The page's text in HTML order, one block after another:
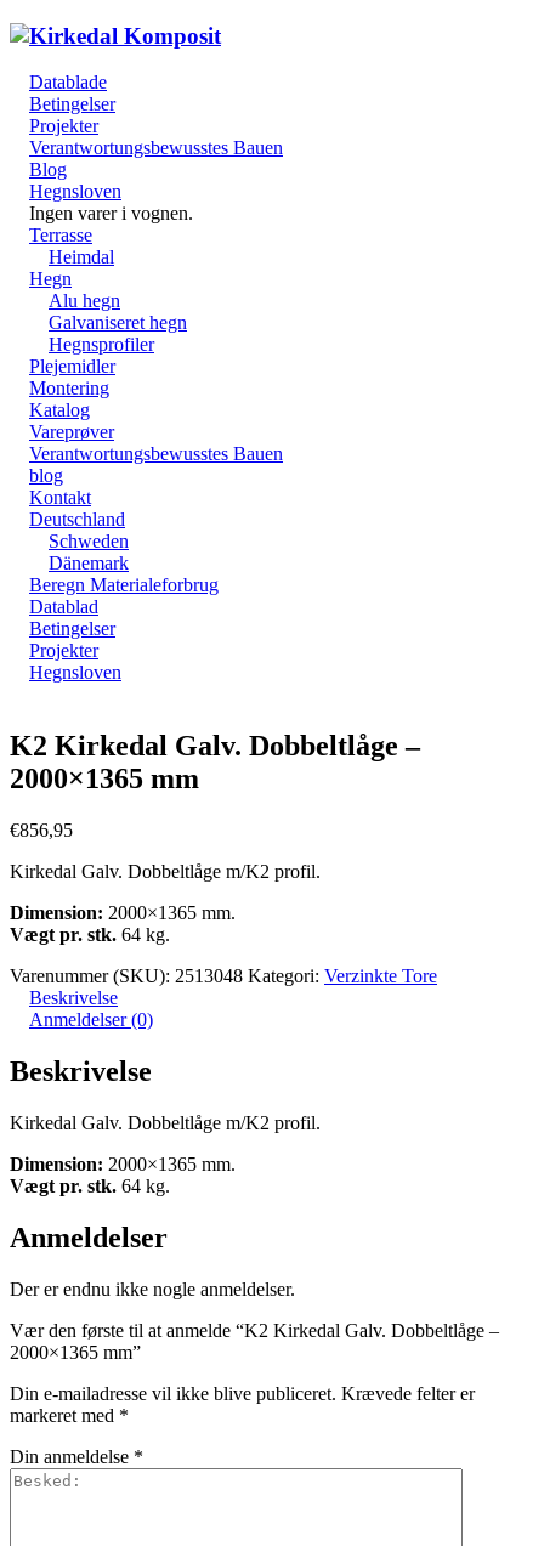
Datablade
Betingelser
Projekter
Verantwortungsbewusstes Bauen
Blog
Hegnsloven
Ingen varer i vognen.
Terrasse
Heimdal
Hegn
Alu hegn
Galvaniseret hegn
Hegnsprofiler
Plejemidler
Montering
Katalog
Vareprøver
Verantwortungsbewusstes Bauen
blog
Kontakt
Deutschland
Schweden
Dänemark
Beregn Materialeforbrug
Datablad
Betingelser
Projekter
Hegnsloven
K2 Kirkedal Galv. Dobbeltlåge –
2000×1365 mm
€856,95
Kirkedal Galv. Dobbeltlåge m/K2 profil.
Dimension: 2000×1365 mm.
Vægt pr. stk. 64 kg.
Varenummer (SKU): 2513048 Kategori: Verzinkte Tore
Beskrivelse
Anmeldelser (0)
Beskrivelse
Kirkedal Galv. Dobbeltlåge m/K2 profil.
Dimension: 2000×1365 mm.
Vægt pr. stk. 64 kg.
Anmeldelser
Der er endnu ikke nogle anmeldelser.
Vær den første til at anmelde “K2 Kirkedal Galv. Dobbeltlåge –
2000×1365 mm”
Din e-mailadresse vil ikke blive publiceret. Krævede felter er
markeret med *
Din anmeldelse *